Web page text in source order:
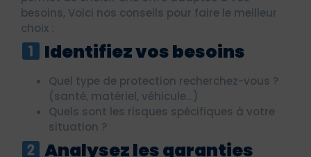
besoins, Voici nos conseils pour faire le meilleur
choix :
Identifiez vos besoins
Quel type de protection recherchez-vous ?
(santé, matériel, véhicule…)
Quels sont les risques spécifiques à votre
situation ?
Analysez les garanties